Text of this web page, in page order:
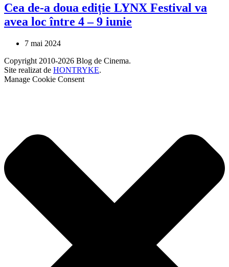
Cea de-a doua ediție LYNX Festival va
avea loc între 4 – 9 iunie
7 mai 2024
Copyright 2010-2026 Blog de Cinema.
Site realizat de HONTRYKE.
Manage Cookie Consent